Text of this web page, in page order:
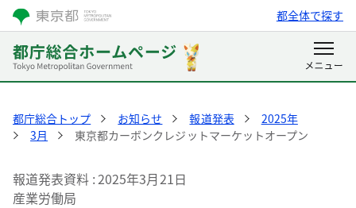
都全体で探す
都庁総合トップ お知らせ 報道発表
2025年
3月
東京都カーボンクレジットマーケットオープン
報道発表資料 2025年3月21日
産業労働局